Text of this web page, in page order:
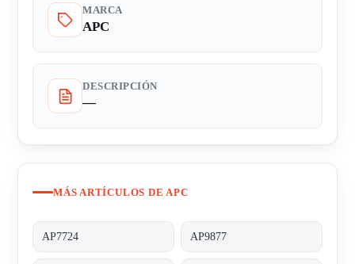
MARCA
APC
DESCRIPCIÓN
—
MÁS ARTÍCULOS DE APC
AP7724 AP9877